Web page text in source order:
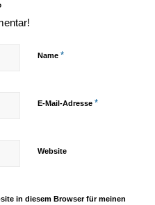
Name *
E-Mail-Adresse *
Website
in diesem Browser für meinen